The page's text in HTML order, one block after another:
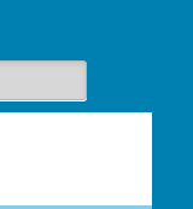
Berlin-